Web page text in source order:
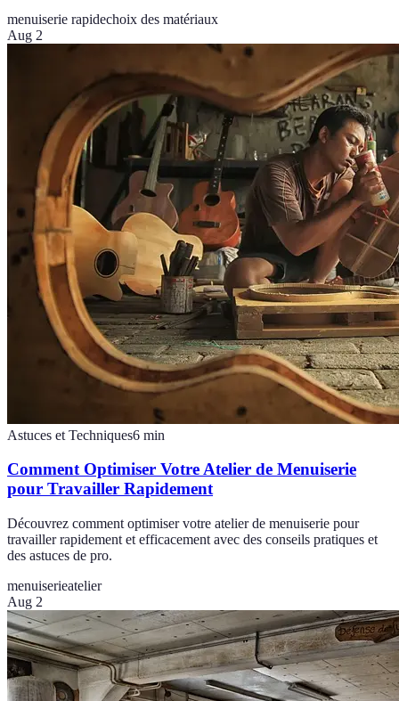
menuiserie rapidechoix des matériaux
Aug 2
Astuces et Techniques6 min
Comment Optimiser Votre Atelier de Menuiserie
pour Travailler Rapidement
Découvrez comment optimiser votre atelier de menuiserie pour
travailler rapidement et efficacement avec des conseils pratiques et
des astuces de pro.
menuiserieatelier
Aug 2